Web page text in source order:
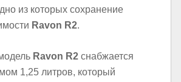
из которых сохранение
Ravon R2.
Ravon R2 снабжается
1,25 литров, который